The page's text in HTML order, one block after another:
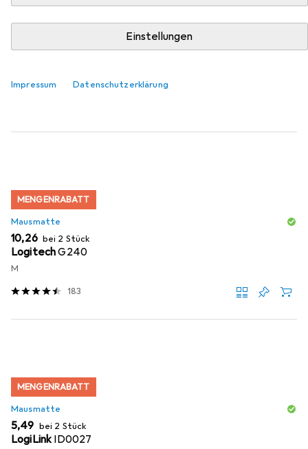
Einstellungen
Impressum Datenschutzerklärung
EUR
7,98 bei 2 Stück
S
MENGENRABATT
Mausmatte
EUR
10,26 bei 2 Stück
LogitechG240
M
183
MENGENRABATT
Mausmatte
EUR
5,49 bei 2 Stück
LogiLinkID0027